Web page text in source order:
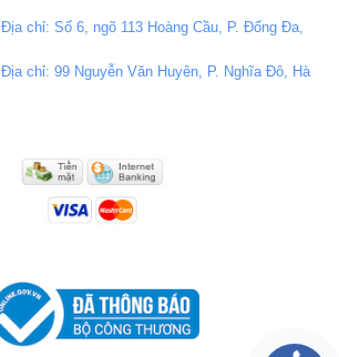
Địa chỉ: Số 6, ngõ 113 Hoàng Cầu, P. Đống Đa,
Địa chỉ: 99 Nguyễn Văn Huyên, P. Nghĩa Đô, Hà